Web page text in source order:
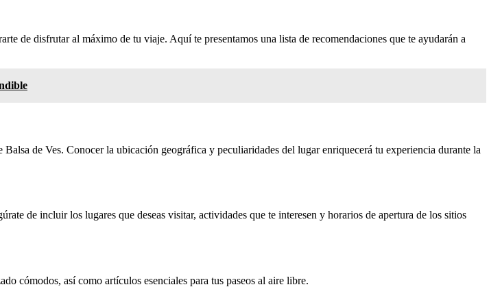
de disfrutar al máximo de tu viaje. Aquí te presentamos una lista de recomendaciones que te ayudarán a
de Ves. Conocer la ubicación geográfica y peculiaridades del lugar enriquecerá tu experiencia durante la
de incluir los lugares que deseas visitar, actividades que te interesen y horarios de apertura de los sitios
cómodos, así como artículos esenciales para tus paseos al aire libre.